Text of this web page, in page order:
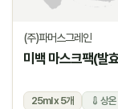
(주)파머스그레인
미백 마스크팩(발
25ml x 5개 상온